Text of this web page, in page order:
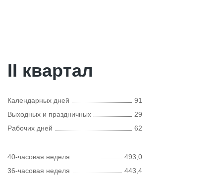
II квартал
Календарных дней
91
Выходных и праздничных
29
Рабочих дней
62
40-часовая неделя
493,0
36-часовая неделя
443,4